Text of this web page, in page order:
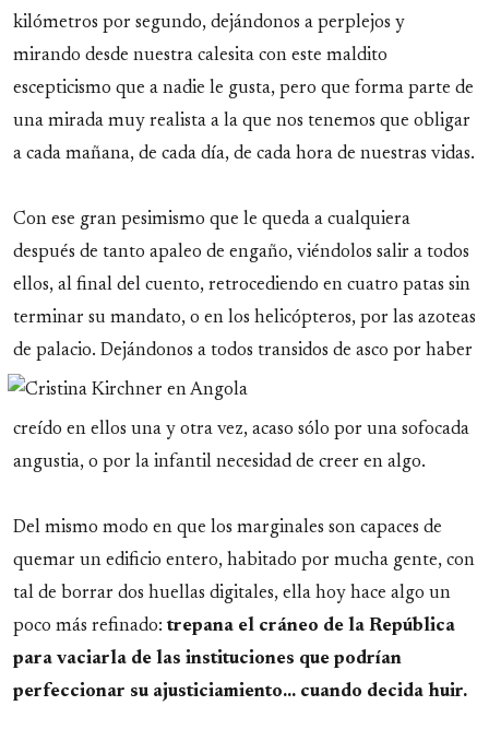
kilómetros por segundo, dejándonos a perplejos y
mirando desde nuestra calesita con este maldito
escepticismo que a nadie le gusta, pero que forma parte de
una mirada muy realista a la que nos tenemos que obligar
a cada mañana, de cada día, de cada hora de nuestras vidas.
Con ese gran pesimismo que le queda a cualquiera
después de tanto apaleo de engaño, viéndolos salir a todos
ellos, al final del cuento, retrocediendo en cuatro patas sin
terminar su mandato, o en los helicópteros, por las azoteas
de palacio. Dejándonos a todos transidos de asco por haber
creído en ellos una y otra vez, acaso sólo por una sofocada
angustia, o por la infantil necesidad de creer en algo.
Del mismo modo en que los marginales son capaces de
quemar un edificio entero, habitado por mucha gente, con
tal de borrar dos huellas digitales, ella hoy hace algo un
poco más refinado: trepana el cráneo de la República
para vaciarla de las instituciones que podrían
perfeccionar su ajusticiamiento... cuando decida huir.